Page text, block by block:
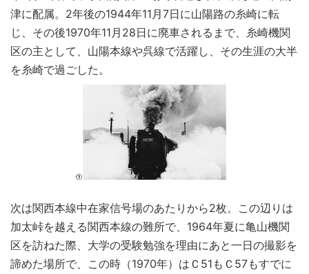
津に配属。2年後の1944年11月7日に山陽路の糸崎に転
じ、その後1970年11月28日に廃車されるまで、糸崎機関
区の主として、山陽本線や呉線で活躍し、その生涯の大半
を糸崎で過ごした。
次は関西本線中在家信号場のあたりから2枚。この辺りは
加太峠を越える関西本線の難所で、1964年夏に亀山機関
区を訪ねた際、大学の受験勉強を理由にあと一日の撮影を
諦めた場所で、この時（1970年）はＣ51もＣ57もすでに